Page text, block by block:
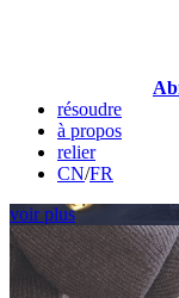
résoudre
à propos
relier
CN/FR
voir plus